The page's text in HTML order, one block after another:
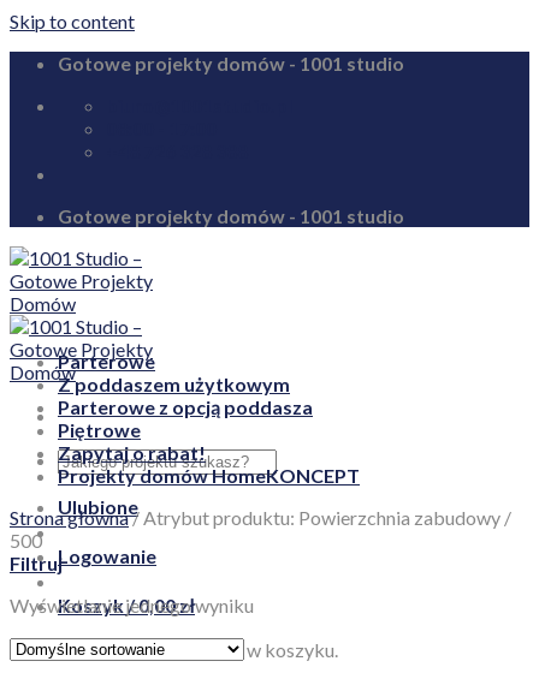
Skip to content
Gotowe projekty domów - 1001 studio
Gotowe projekty domów - 1001 studio
Ulubione
Logowanie
Koszyk /0,00zł
Brak produktów w koszyku.
Parterowe
Z poddaszem użytkowym
Parterowe z opcją poddasza
Piętrowe
Zapytaj o rabat!
Projekty domów HomeKONCEPT
Strona główna/Atrybut produktu: Powierzchnia zabudowy /
500
Filtruj
Wyświetlanie jednego wyniku